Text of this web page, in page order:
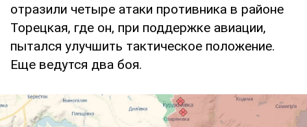
отразили четыре атаки противника в районе
Торецкая, где он, при поддержке авиации,
пытался улучшить тактическое положение.
Еще ведутся два боя.